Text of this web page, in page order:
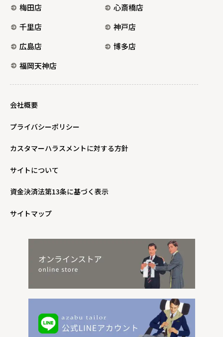
梅田店
心斎橋店
千里店
神戸店
広島店
博多店
福岡天神店
会社概要
プライバシーポリシー
カスタマーハラスメントに対する方針
サイトについて
資金決済法第13条に基づく表示
サイトマップ